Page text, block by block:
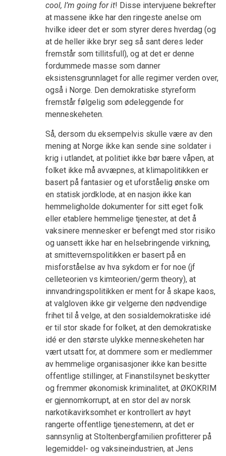
cool, I’m going for it! Disse intervjuene bekrefter
at massene ikke har den ringeste anelse om
hvilke ideer det er som styrer deres hverdag (og
at de heller ikke bryr seg så sant deres leder
fremstår som tillitsfull), og at det er denne
fordummede masse som danner
eksistensgrunnlaget for alle regimer verden over,
også i Norge. Den demokratiske styreform
fremstår følgelig som ødeleggende for
menneskeheten.
Så, dersom du eksempelvis skulle være av den
mening at Norge ikke kan sende sine soldater i
krig i utlandet, at politiet ikke bør bære våpen, at
folket ikke må avvæpnes, at klimapolitikken er
basert på fantasier og et uforståelig ønske om
en statisk jordklode, at en nasjon ikke kan
hemmeligholde dokumenter for sitt eget folk
eller etablere hemmelige tjenester, at det å
vaksinere mennesker er befengt med stor risiko
og uansett ikke har en helsebringende virkning,
at smittevernspolitikken er basert på en
misforståelse av hva sykdom er for noe (jf
celleteorien vs kimteorien/germ theory), at
innvandringspolitikken er ment for å skape kaos,
at valgloven ikke gir velgerne den nødvendige
frihet til å velge, at den sosialdemokratiske idé
er til stor skade for folket, at den demokratiske
idé er den største ulykke menneskeheten har
vært utsatt for, at dommere som er medlemmer
av hemmelige organisasjoner ikke kan besitte
offentlige stillinger, at Finanstilsynet beskytter
og fremmer økonomisk kriminalitet, at ØKOKRIM
er gjennomkorrupt, at en stor del av norsk
narkotikavirksomhet er kontrollert av høyt
rangerte offentlige tjenestemenn, at det er
sannsynlig at Stoltenbergfamilien profitterer på
legemiddel- og vaksineindustrien, at Jens